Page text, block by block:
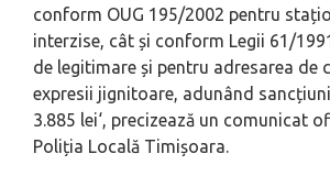
conform OUG 195/2002 pentru
interzise, cât și conform Legii 61/
de legitimare și pentru adresarea de
expresii jignitoare, adunând
3.885 lei‘, precizează un comunicat
Poliția Locală Timișoara.